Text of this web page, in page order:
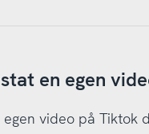
en egen
video på Tiktok